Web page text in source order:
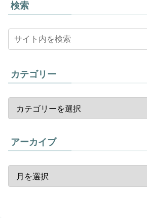
検索
カテゴリー
アーカイブ